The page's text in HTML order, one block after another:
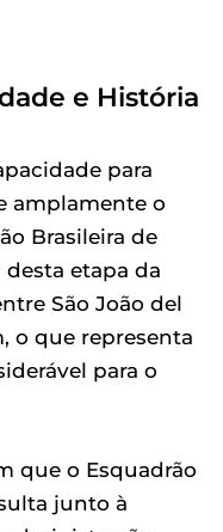
e História
para
amplamente o
Brasileira de
etapa da
São João del
o que representa
para o
que o Esquadrão
junto à